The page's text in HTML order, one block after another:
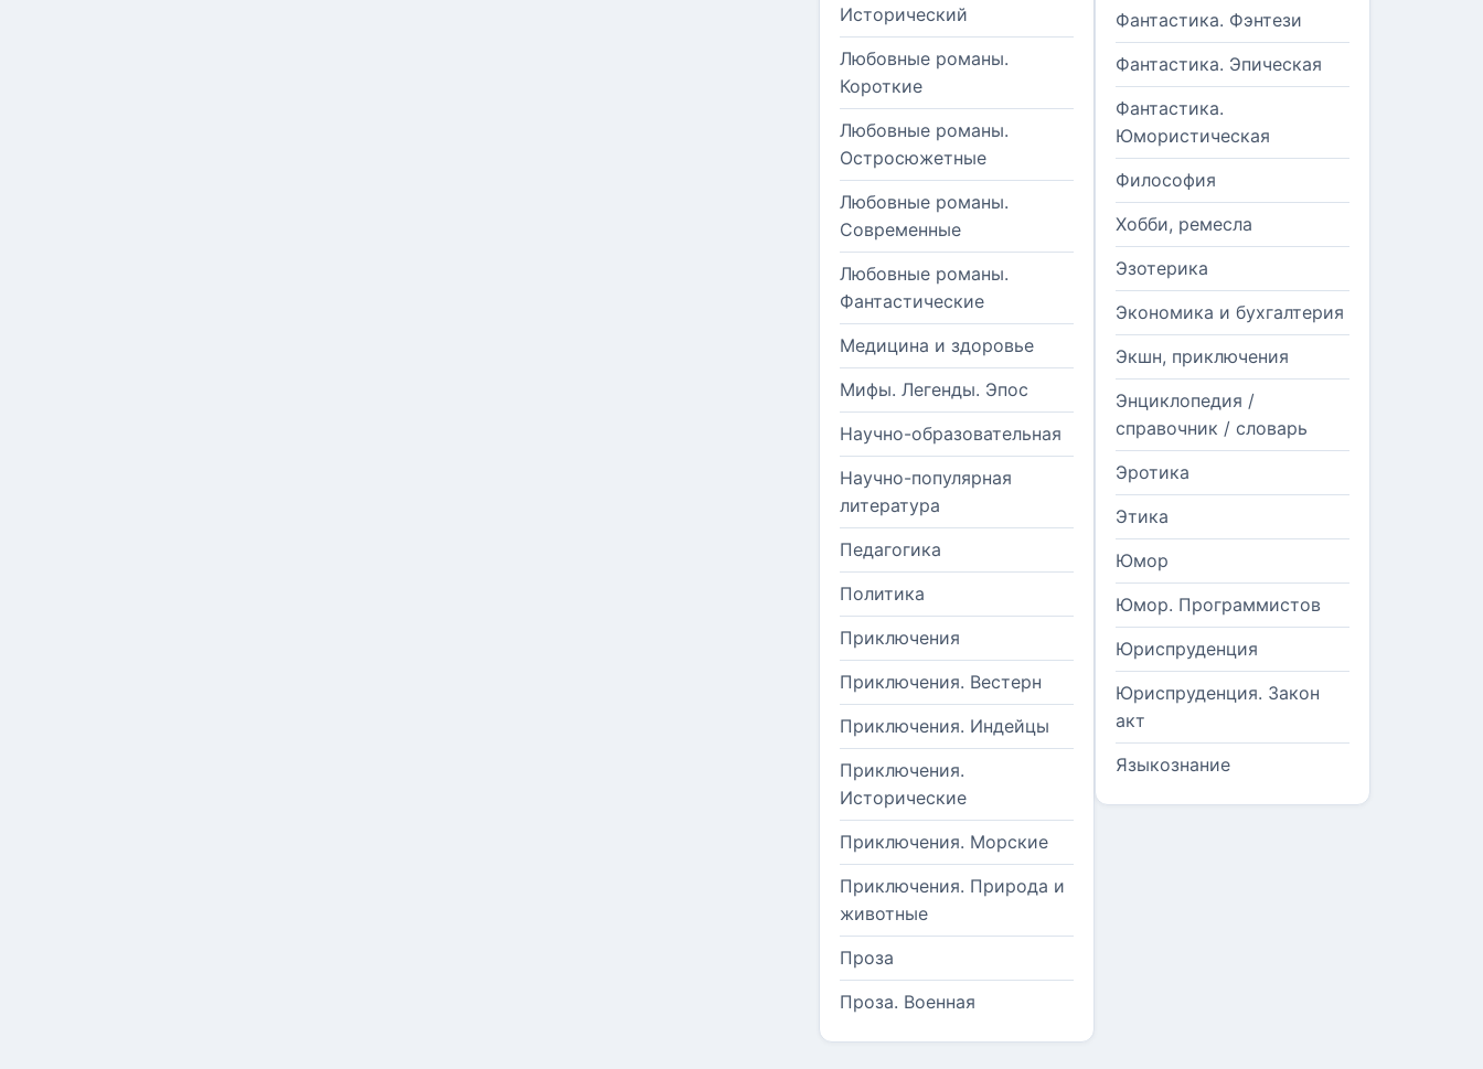
Исторический
Любовные романы.
Короткие
Любовные романы.
Остросюжетные
Любовные романы.
Современные
Любовные романы.
Фантастические
Медицина и здоровье
Мифы. Легенды. Эпос
Научно-образовательная
Научно-популярная
литература
Педагогика
Политика
Приключения
Приключения. Вестерн
Приключения. Индейцы
Приключения.
Исторические
Приключения. Морские
Приключения. Природа и
животные
Проза
Проза. Военная
Фантастика. Фэнтези
Фантастика. Эпическая
Фантастика.
Юмористическая
Философия
Хобби, ремесла
Эзотерика
Экономика и бухгалтерия
Экшн, приключения
Энциклопедия /
справочник / словарь
Эротика
Этика
Юмор
Юмор. Программистов
Юриспруденция
Юриспруденция. Закон
акт
Языкознание